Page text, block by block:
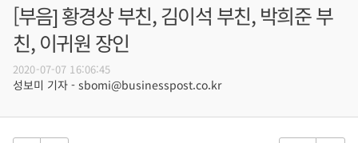
[부음] 황경상 부친, 김이석 부친, 박희준 부
친, 이귀원 장인
2020-07-07 16:06:45
성보미 기자 - sbomi@businesspost.co.kr